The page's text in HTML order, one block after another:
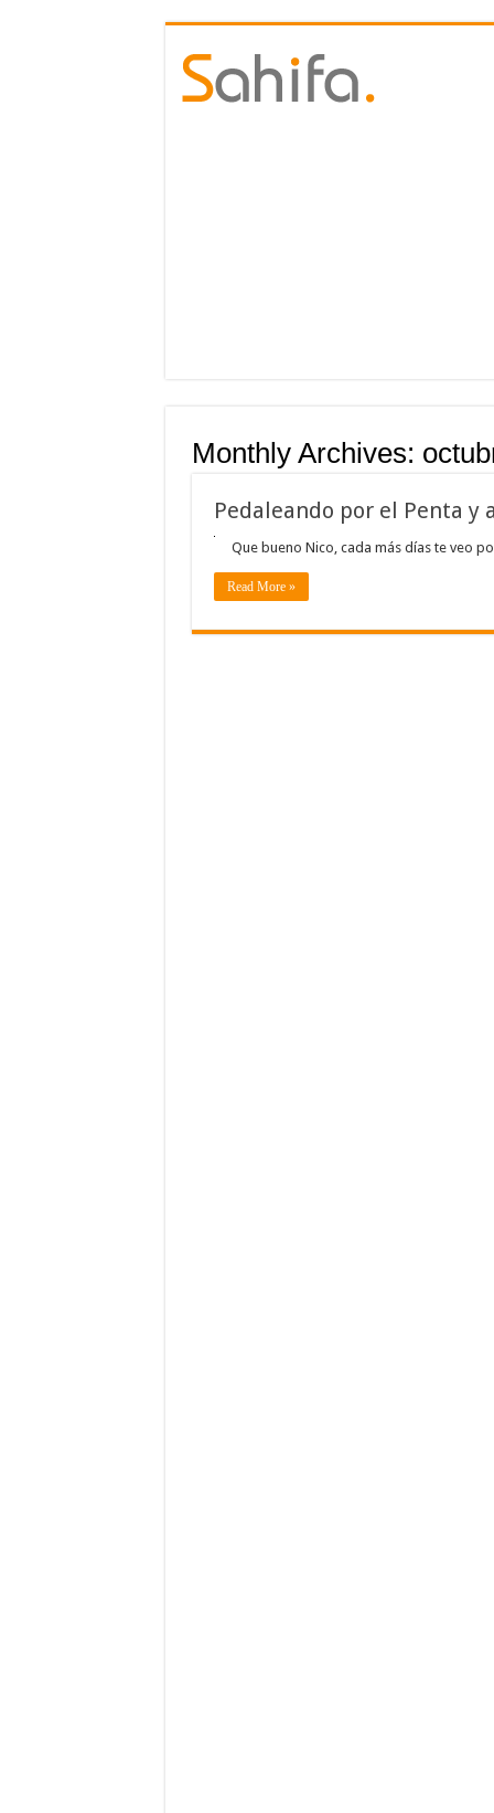
Monthly Archives:
Pedaleando por el Penta y
Que bueno Nico, cada más días te veo
Read More »